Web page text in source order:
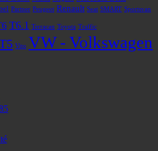
Partner Peugeot Renault Seat SMART Sportsvan
T6.1 Terracan Toyota Traffic
Vito VW - Volkswagen